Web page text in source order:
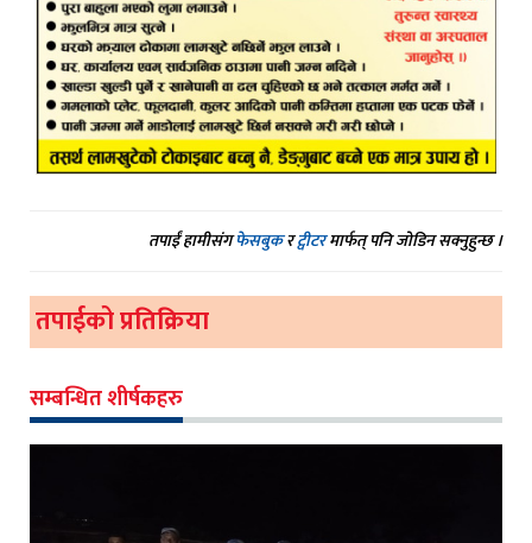
तपाईं हामीसंगफेसबुकरट्वीटरमार्फत् पनि जोडिन सक्नुहुन्छ ।
तपाईको प्रतिक्रिया
सम्बन्धित शीर्षकहरु